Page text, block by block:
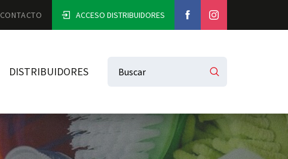
DISTRIBUIDORES
CONTACTO ACCESO DISTRIBUIDORES